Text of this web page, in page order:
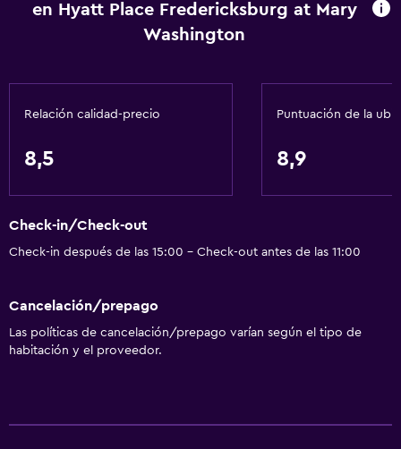
en Hyatt Place Fredericksburg at Mary
Washington
Relación calidad-precio
8,5
Puntuación de la
8,9
Check-in/Check-out
Check-in después de las 15:00 - Check-out antes de las 11:00
Cancelación/prepago
Las políticas de cancelación/prepago varían según el tipo de
habitación y el proveedor.